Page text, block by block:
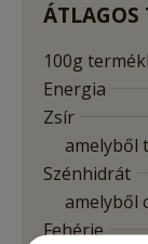
ÁTLAGOS
100g
Energia
Zsír
amelyből
Szénhidrát
amelyből
Fehérje